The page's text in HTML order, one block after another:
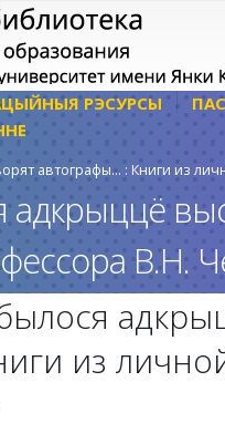
РЭСУРСЫ
автографы… : Книги из
адкрыццё
В.Н.
из